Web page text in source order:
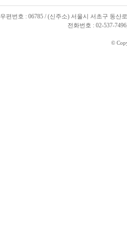
우편번호 : 06785 / (신주소) 서울시 서초구 동산
전화번호 : 02-537-
©